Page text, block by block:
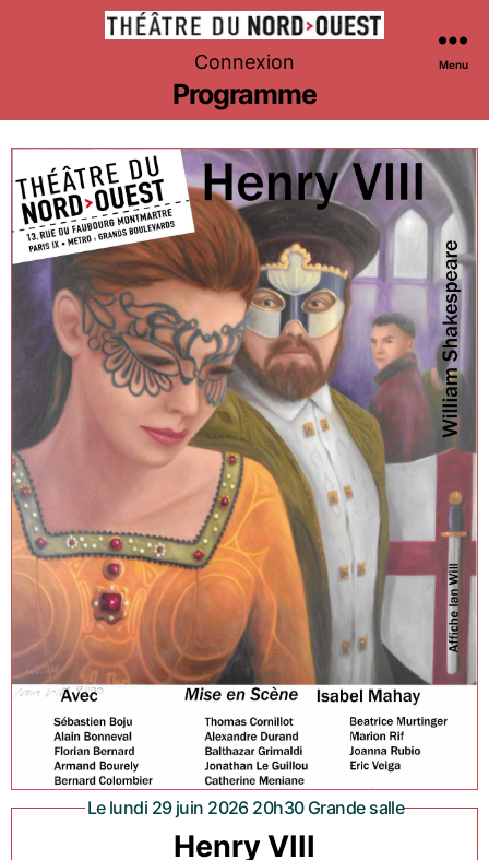
Théâtre
du
Nord-
Ouest
Connexion Menu
Programme
Le lundi 29 juin 2026 20h30 Grande salle
Henry VIII